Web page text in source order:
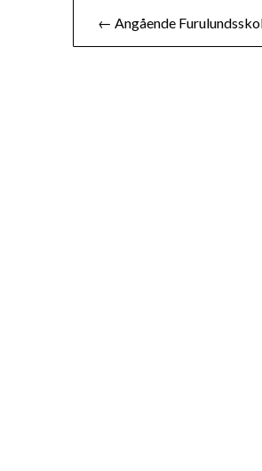
Inläggsnavigering
← Angående